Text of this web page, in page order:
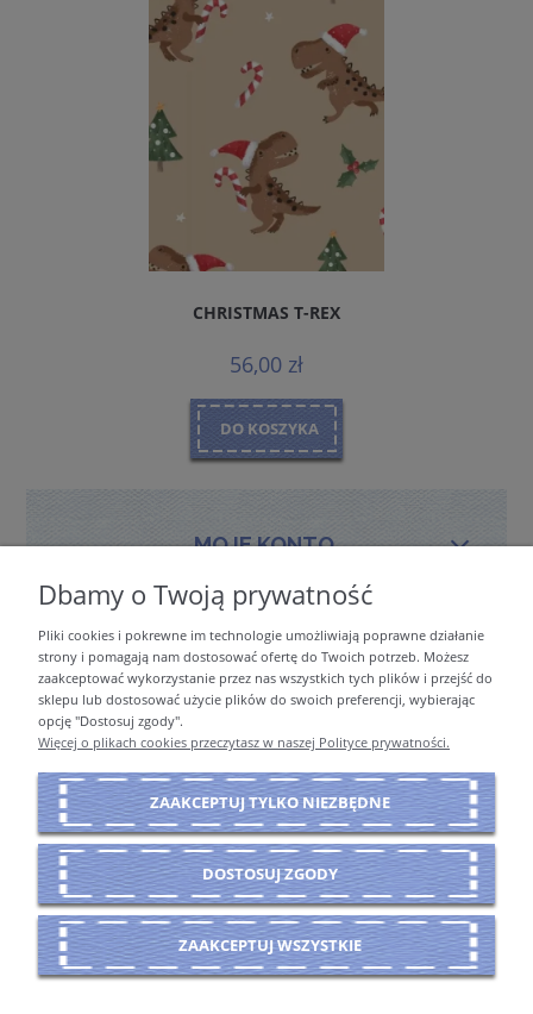
CHRISTMAS T-REX
56,00 zł
DO KOSZYKA
MOJE KONTO
PŁATNOŚCI I DOSTAWA
INFORMACJE
O NAS
POKAŻ PEŁNĄ WERSJĘ STRONY
Sklep internetowy Shoper Premium
Dbamy o Twoją prywatność
Pliki cookies i pokrewne im technologie umożliwiają poprawne działanie
strony i pomagają nam dostosować ofertę do Twoich potrzeb. Możesz
zaakceptować wykorzystanie przez nas wszystkich tych plików i przejść do
sklepu lub dostosować użycie plików do swoich preferencji, wybierając
opcję "Dostosuj zgody".
Więcej o plikach cookies przeczytasz w naszej Polityce prywatności.
ZAAKCEPTUJ TYLKO NIEZBĘDNE
DOSTOSUJ ZGODY
ZAAKCEPTUJ WSZYSTKIE